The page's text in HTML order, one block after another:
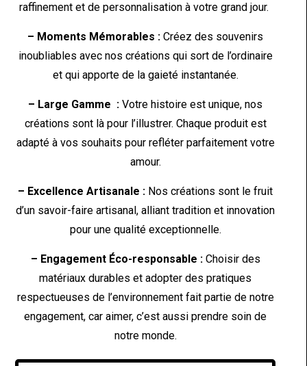
raffinement et de personnalisation à votre grand jour.
– Moments Mémorables : Créez des souvenirs
inoubliables avec nos créations qui sort de l’ordinaire
et qui apporte de la gaieté instantanée.
– Large Gamme : Votre histoire est unique, nos
créations sont là pour l’illustrer. Chaque produit est
adapté à vos souhaits pour refléter parfaitement votre
amour.
– Excellence Artisanale : Nos créations sont le fruit
d’un savoir-faire artisanal, alliant tradition et innovation
pour une qualité exceptionnelle.
– Engagement Éco-responsable :Choisir des
matériaux durables et adopter des pratiques
respectueuses de l’environnement fait partie de notre
engagement, car aimer, c’est aussi prendre soin de
notre monde.